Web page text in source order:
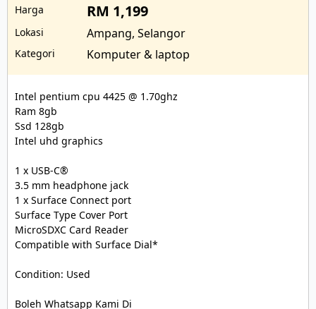
Harga RM 1,199
Lokasi Ampang, Selangor
Kategori Komputer & laptop
Intel pentium cpu 4425 @ 1.70ghz
Ram 8gb
Ssd 128gb
Intel uhd graphics
1 x USB-C®
3.5 mm headphone jack
1 x Surface Connect port
Surface Type Cover Port
MicroSDXC Card Reader
Compatible with Surface Dial*
Condition: Used
Boleh Whatsapp Kami Di